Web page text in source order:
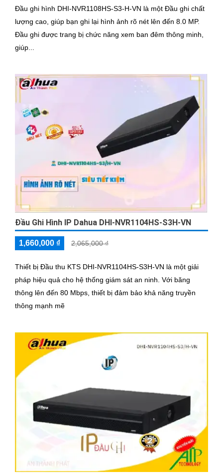
Đầu ghi hình DHI-NVR1108HS-S3-H-VN là một Đầu ghi chất
lượng cao, giúp bạn ghi lại hình ảnh rõ nét lên đến 8.0 MP.
Đầu ghi được trang bị chức năng xem ban đêm thông minh,
giúp...
Đầu Ghi Hình IP Dahua DHI-NVR1104HS-S3H-VN
1,660,000 ₫ 2,065,000 ₫
Thiết bị Đầu thu KTS DHI-NVR1104HS-S3H-VN là một giải
pháp hiệu quả cho hệ thống giám sát an ninh. Với băng
thông lên đến 80 Mbps, thiết bị đảm bảo khả năng truyền
thông mạnh mẽ